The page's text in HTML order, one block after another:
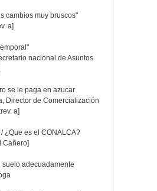
cambios muy bruscos"
a]
nacional de Asuntos
se le paga en azucar
Director de Comercialización
a]
¿Que es el CONALCA?
Cañero]
suelo adecuadamente